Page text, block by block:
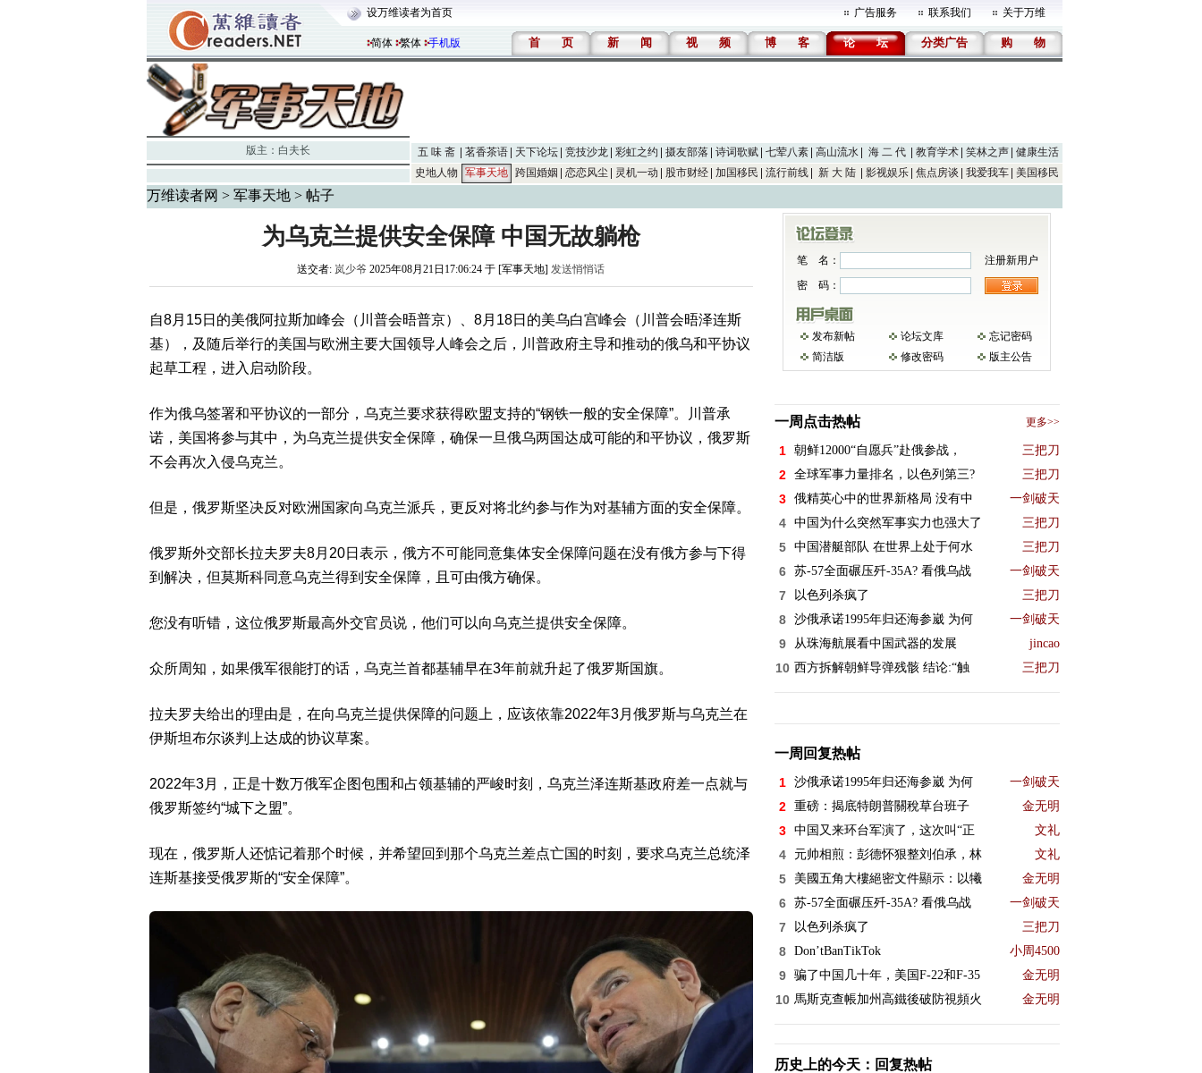
设万维读者为首页 广告服务 联系我们 关于万维
简体 繁体 手机版 首 页 新 闻 视 频 博 客 论 坛 分类广告 购 物
版主： 白夫长 五 味 斋 茗香茶语 天下论坛 竞技沙龙 彩虹之约 摄友部落 诗词歌赋 七荤八素 高山流水 海 二 代 教育学术 笑林之声
健康生活
史地人物
军事天地 跨国婚姻 恋恋风尘 灵机一动 股市财经 加国移民 流行前线 新 大 陆 影视娱乐 焦点房谈 我爱我车 美国移民
万维读者网 > 军事天地> 帖子
为乌克兰提供安全保障 中国无故躺枪
送交者: 岚少爷 2025年08月21日17:06:24 于 [军事天地] 发送悄悄话
自8月15日的美俄阿拉斯加峰会（川普会晤普京）、8月18日的美乌白宫峰会（川普会晤泽连斯
基），及随后举行的美国与欧洲主要大国领导人峰会之后，川普政府主导和推动的俄乌和平协议
起草工程，进入启动阶段。
作为俄乌签署和平协议的一部分，乌克兰要求获得欧盟支持的“钢铁一般的安全保障”。川普承
诺，美国将参与其中，为乌克兰提供安全保障，确保一旦俄乌两国达成可能的和平协议，俄罗斯
不会再次入侵乌克兰。
但是，俄罗斯坚决反对欧洲国家向乌克兰派兵，更反对将北约参与作为对基辅方面的安全保障。
俄罗斯外交部长拉夫罗夫8月20日表示，俄方不可能同意集体安全保障问题在没有俄方参与下得
到解决，但莫斯科同意乌克兰得到安全保障，且可由俄方确保。
您没有听错，这位俄罗斯最高外交官员说，他们可以向乌克兰提供安全保障。
众所周知，如果俄军很能打的话，乌克兰首都基辅早在3年前就升起了俄罗斯国旗。
拉夫罗夫给出的理由是，在向乌克兰提供保障的问题上，应该依靠2022年3月俄罗斯与乌克兰在
伊斯坦布尔谈判上达成的协议草案。
2022年3月，正是十数万俄军企图包围和占领基辅的严峻时刻，乌克兰泽连斯基政府差一点就与
俄罗斯签约“城下之盟”。
现在，俄罗斯人还惦记着那个时候，并希望回到那个乌克兰差点亡国的时刻，要求乌克兰总统泽
连斯基接受俄罗斯的“安全保障”。
笔 名：
注册新用户
密 码：
发布新帖 论坛文库
忘记密码
简洁版
修改密码 版主公告
一周点击热帖 更多>>
1 朝鲜12000“自愿兵”赴俄参战， 三把刀
2 全球军事力量排名，以色列第三? 三把刀
3 俄精英心中的世界新格局 没有中 一剑破天
4 中国为什么突然军事实力也强大了 三把刀
5 中国潜艇部队 在世界上处于何水 三把刀
6 苏-57全面碾压歼-35A? 看俄乌战 一剑破天
7 以色列杀疯了 三把刀
8 沙俄承诺1995年归还海参崴 为何 一剑破天
9 从珠海航展看中国武器的发展 jincao
10 西方拆解朝鲜导弹残骸 结论:“触 三把刀
一周回复热帖
1 沙俄承诺1995年归还海参崴 为何 一剑破天
2 重磅：揭底特朗普關稅草台班子 金无明
3 中国又来环台军演了，这次叫“正 文礼
4 元帅相煎：彭德怀狠整刘伯承，林 文礼
5 美國五角大樓絕密文件顯示：以犧 金无明
6 苏-57全面碾压歼-35A? 看俄乌战 一剑破天
7 以色列杀疯了 三把刀
8 Don’tBanTikTok 小周4500
9 骗了中国几十年，美国F-22和F-35 金无明
10 馬斯克查帳加州高鐵後破防視頻火 金无明
历史上的今天：回复热帖